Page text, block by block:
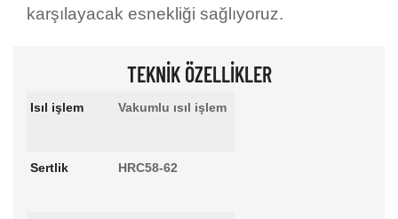
karşılayacak esnekliği sağlıyoruz.
TEKNIK ÖZELLIKLER
Isıl işlem Vakumlu ısıl işlem
Sertlik HRC58-62